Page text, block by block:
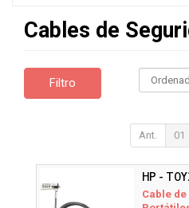
Cables de
Filtro
Ant. 01
HP -
Cable